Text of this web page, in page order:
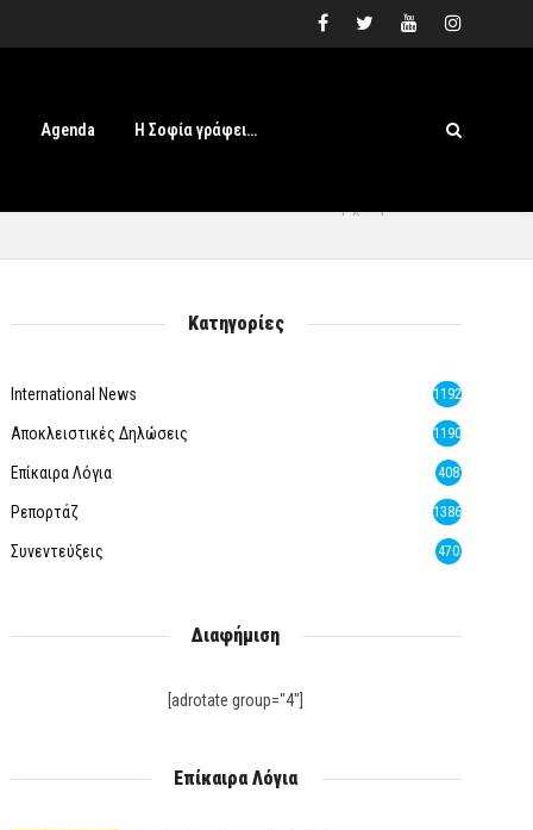
Agenda Η Σοφία γράφει…
Κατηγορίες
International News 1192
Αποκλειστικές Δηλώσεις 1190
Επίκαιρα Λόγια 408
Ρεπορτάζ 1386
Συνεντεύξεις 470
Διαφήμιση
[adrotate group="4"]
Επίκαιρα Λόγια